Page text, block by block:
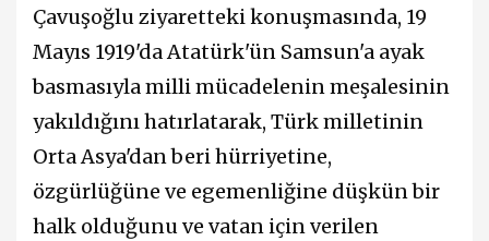
Çavuşoğluziyaretteki konuşmasında, 19
Mayıs 1919'da Atatürk'ün Samsun'a ayak
basmasıyla milli mücadelenin meşalesinin
yakıldığını hatırlatarak, Türk milletinin
Orta Asya'dan beri hürriyetine,
özgürlüğüne ve egemenliğine düşkün bir
halk olduğunu ve vatan için verilen